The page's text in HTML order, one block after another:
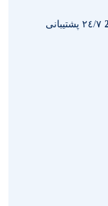
٢٤/٧ پشتیبانی